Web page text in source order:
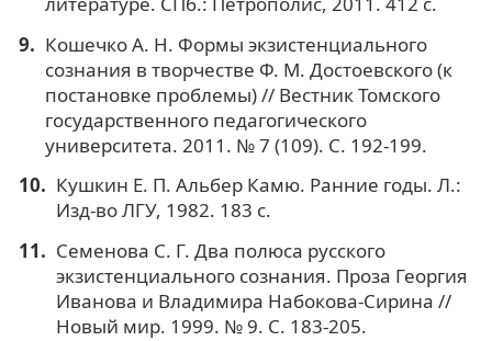
Кошечко А. Н. Формы экзистенциального
сознания в творчестве Ф. М. Достоевского (к
постановке проблемы) // Вестник Томского
государственного педагогического
университета. 2011. № 7 (109). С. 192-199.
Кушкин Е. П. Альбер Камю. Ранние годы. Л.:
Изд-во ЛГУ, 1982. 183 с.
Семенова С. Г. Два полюса русского
экзистенциального сознания. Проза Георгия
Иванова и Владимира Набокова-Сирина //
Новый мир. 1999. № 9. С. 183-205.